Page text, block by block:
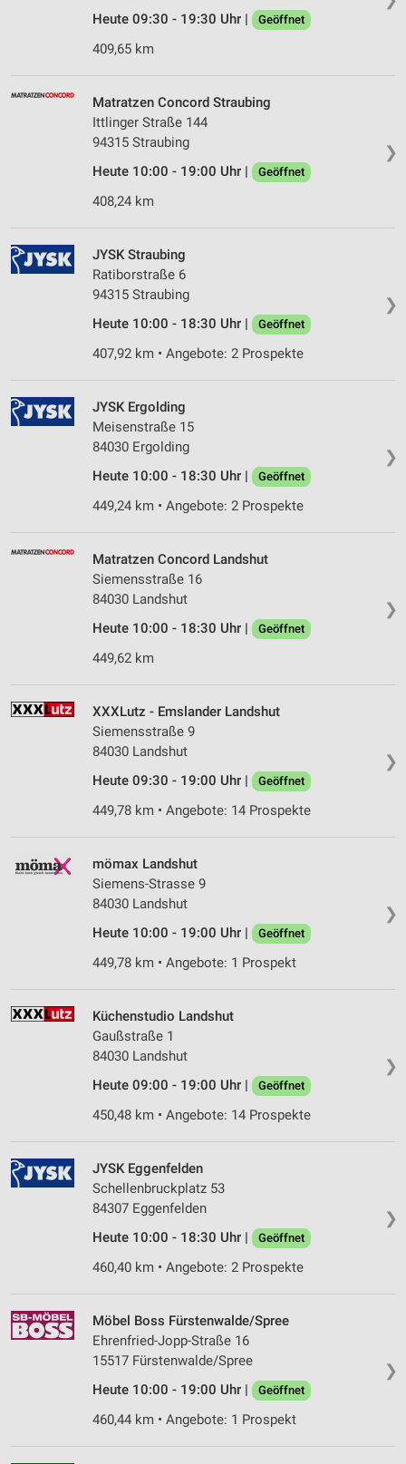
Heute 09:30 - 19:30 Uhr | Geöffnet
409,65 km
❯
Matratzen Concord Straubing
Ittlinger Straße 144
94315 Straubing
Heute 10:00 - 19:00 Uhr |
Geöffnet
408,24 km
❯
JYSK Straubing
Ratiborstraße 6
94315 Straubing
Heute 10:00 - 18:30 Uhr |
Geöffnet
407,92 km • Angebote: 2 Prospekte
❯
JYSK Ergolding
Meisenstraße 15
84030 Ergolding
Heute 10:00 - 18:30 Uhr |
Geöffnet
449,24 km • Angebote: 2 Prospekte
❯
Matratzen Concord Landshut
Siemensstraße 16
84030 Landshut
Heute 10:00 - 18:30 Uhr |
Geöffnet
449,62 km
❯
XXXLutz - Emslander Landshut
Siemensstraße 9
84030 Landshut
Heute 09:30 - 19:00 Uhr |
Geöffnet
449,78 km • Angebote: 14 Prospekte
❯
mömax Landshut
Siemens-Strasse 9
84030 Landshut
Heute 10:00 - 19:00 Uhr |
Geöffnet
449,78 km • Angebote: 1 Prospekt
❯
Küchenstudio Landshut
Gaußstraße 1
84030 Landshut
Heute 09:00 - 19:00 Uhr |
Geöffnet
450,48 km • Angebote: 14 Prospekte
❯
JYSK Eggenfelden
Schellenbruckplatz 53
84307 Eggenfelden
Heute 10:00 - 18:30 Uhr |
Geöffnet
460,40 km • Angebote: 2 Prospekte
❯
Möbel Boss Fürstenwalde/Spree
Ehrenfried-Jopp-Straße 16
15517 Fürstenwalde/Spree
Heute 10:00 - 19:00 Uhr |
Geöffnet
460,44 km • Angebote: 1 Prospekt